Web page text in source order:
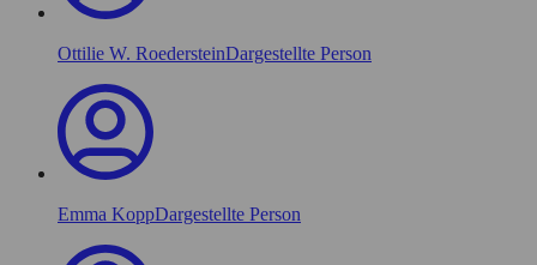
Ottilie W. RoedersteinDargestellte Person
Emma KoppDargestellte Person